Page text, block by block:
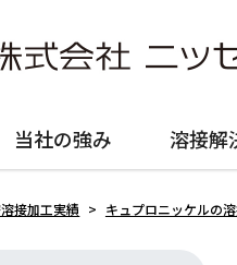
当社の強み 溶接解
接加工実績 > キュプロニッケルの